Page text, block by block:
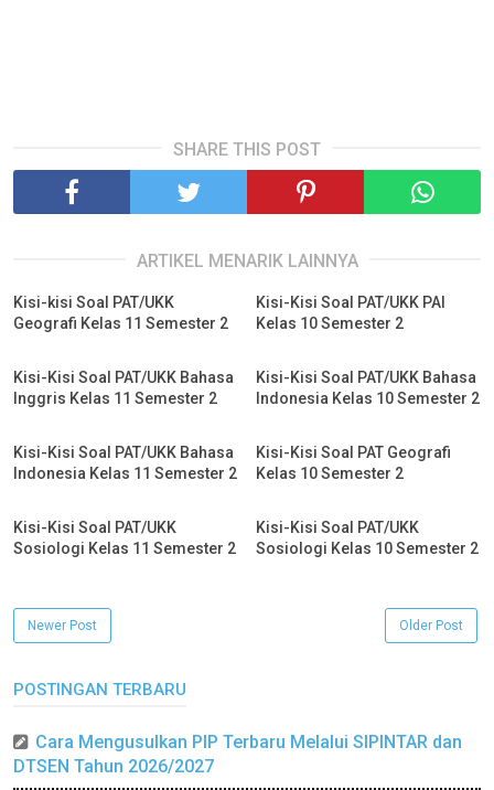
SHARE THIS POST
ARTIKEL MENARIK LAINNYA
Kisi-kisi Soal PAT/UKK
Geografi Kelas 11 Semester 2
Kisi-Kisi Soal PAT/UKK PAI
Kelas 10 Semester 2
Kisi-Kisi Soal PAT/UKK Bahasa
Inggris Kelas 11 Semester 2
Kisi-Kisi Soal PAT/UKK Bahasa
Indonesia Kelas 10 Semester 2
Kisi-Kisi Soal PAT/UKK Bahasa
Indonesia Kelas 11 Semester 2
Kisi-Kisi Soal PAT Geografi
Kelas 10 Semester 2
Kisi-Kisi Soal PAT/UKK
Sosiologi Kelas 11 Semester 2
Kisi-Kisi Soal PAT/UKK
Sosiologi Kelas 10 Semester 2
Newer Post Older Post
POSTINGAN TERBARU
Cara Mengusulkan PIP Terbaru Melalui SIPINTAR dan
DTSEN Tahun 2026/2027